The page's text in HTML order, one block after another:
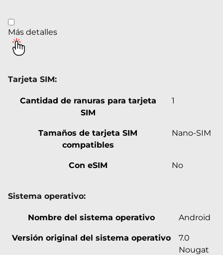
Más detalles
Tarjeta SIM:
Cantidad de ranuras para tarjeta
SIM
1
Tamaños de tarjeta SIM
compatibles
Nano-SIM
Con eSIM No
Sistema operativo:
Nombre del sistema operativo Android
Versión original del sistema operativo
7.0
Nougat